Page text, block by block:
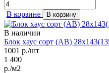
В корзине В корзину
В наличии
Блок хаус сорт (AB)
1001 р./шт
1 400
р./м2